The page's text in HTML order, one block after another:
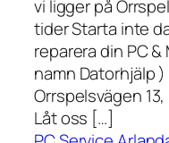
vi ligger på
tider Starta inte
reparera din PC
namn Datorhjälp )
Orrspelsvägen
Låt oss […]